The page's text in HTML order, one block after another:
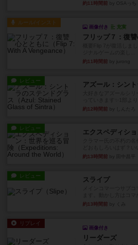
約11時間前 by OSAっち
ルール/インスト
画像付き 充実
フリップ７：復
約11時間前 by jurong
レビュー アズール：シン
約12時間前 by しんたろ
レビュー エクスペディシ
約13時間前 by 田中昌平
レビュー スライプ
約13時間前 by くみ
リプレイ
画像付き
リーダーズ